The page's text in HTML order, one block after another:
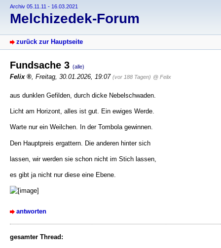
Archiv 05.11.11 - 16.03.2021
Melchizedek-Forum
zurück zur Hauptseite
Fundsache 3 (alle)
Felix , Freitag, 30.01.2026, 19:07 (vor 188 Tagen) @ Felix
aus dunklen Gefilden, durch dicke Nebelschwaden.
Licht am Horizont, alles ist gut. Ein ewiges Werde.
Warte nur ein Weilchen. In der Tombola gewinnen.
Den Hauptpreis ergattern. Die anderen hinter sich
lassen, wir werden sie schon nicht im Stich lassen,
es gibt ja nicht nur diese eine Ebene.
antworten
gesamter Thread: